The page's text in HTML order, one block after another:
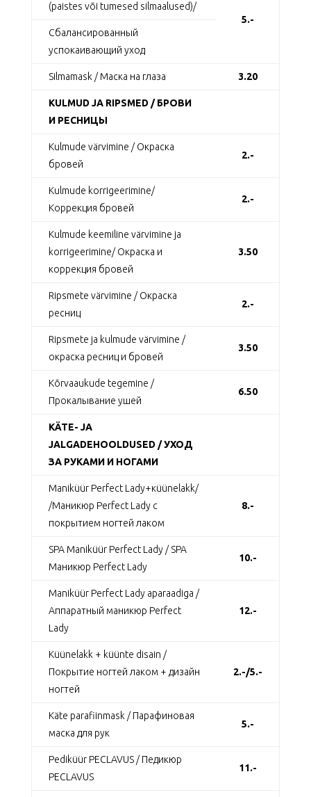
(paistes või tumesed silmaalused)/
5.-
Сбалансированный
успокаивающий уход
Silmamask / Маска на глаза 3.20
KULMUD JA RIPSMED / БРОВИ
И РЕСНИЦЫ
Kulmude värvimine / Окраска
бровей
2.-
Kulmude korrigeerimine/
Коррекция бровей
2.-
Kulmude keemiline värvimine ja
korrigeerimine/ Окраскa и
коррекция бровей
3.50
Ripsmete värvimine / Окраска
ресниц
2.-
Ripsmete ja kulmude värvimine /
окраска ресниц и бровей
3.50
Kõrvaaukude tegemine /
Прокалывание ушей
6.50
KÄTE- JA
JALGADEHOOLDUSED / УХОД
ЗА РУКАМИ И НОГАМИ
Maniküür Perfect Lady+кüünelakk/
/Маникюр Perfect Lady с
покрытием ногтей лаком
8.-
SPA Maniküür Perfect Lady / SPA
Маникюр Perfect Lady
10.-
Maniküür Perfect Lady aparaadiga /
Аппаратный маникюр Perfect
Lady
12.-
Кüünelakk + küünte disain /
Покрытие ногтей лаком + дизайн
ногтей
2.-/5.-
Käte parafiinmask / Парафиновая
маска для рук
5.-
Pediküür PECLAVUS / Педикюр
PECLAVUS
11.-